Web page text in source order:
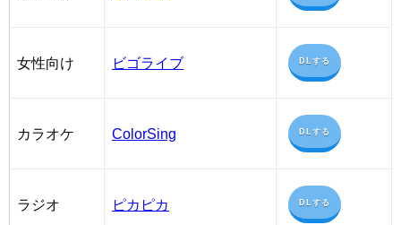
女性向け ビゴライブ DLする
カラオケ ColorSing DLする
ラジオ ピカピカ DLする